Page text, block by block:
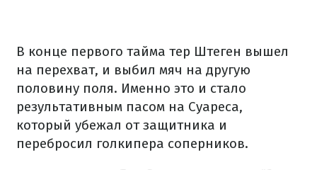
В конце первого тайма тер Штеген вышел
на перехват, и выбил мяч на другую
половину поля. Именно это и стало
результативным пасом на Суареса,
который убежал от защитника и
перебросил голкипера соперников.